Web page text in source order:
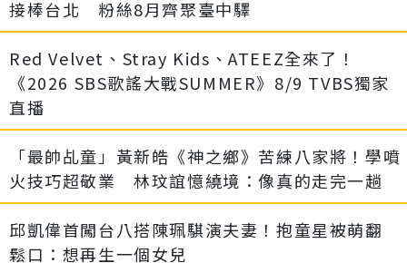
接棒台北 粉絲8月齊聚臺中驛
Red Velvet、Stray Kids、ATEEZ全來了！
《2026 SBS歌謠大戰SUMMER》8/9 TVBS獨家
直播
「最帥乩童」黃新皓《神之鄉》苦練八家將！學噴
火技巧超敬業 林玟誼憶繞境：像真的走完一趟
邱凱偉首闖台八搭陳珮騏演夫妻！抱童星被萌翻
鬆口：想再生一個女兒